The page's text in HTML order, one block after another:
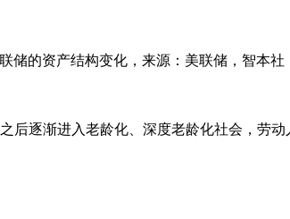
储的资产结构变化，来源：美联储，智本社
逐渐进入老龄化、深度老龄化社会，劳动